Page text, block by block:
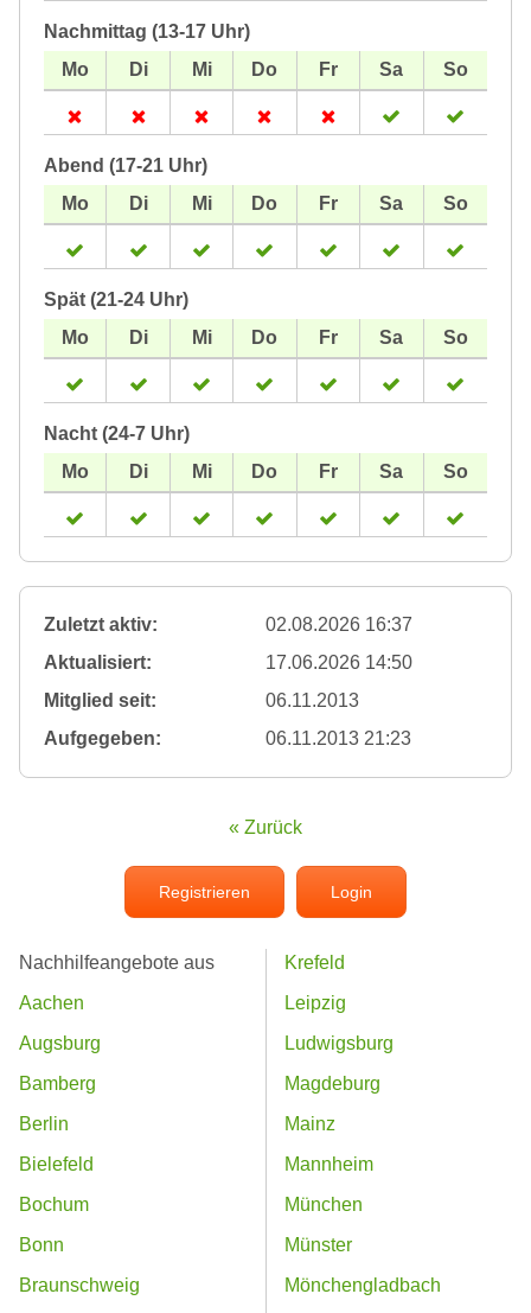
Nachmittag (13-17 Uhr)
Abend (17-21 Uhr)
Spät (21-24 Uhr)
Nacht (24-7 Uhr)
Zuletzt aktiv:
02.08.2026 16:37
Aktualisiert:
17.06.2026 14:50
Mitglied seit:
06.11.2013
Aufgegeben:
06.11.2013 21:23
« Zurück
Registrieren Login
Nachhilfeangebote aus
Aachen
Augsburg
Bamberg
Berlin
Bielefeld
Bochum
Bonn
Braunschweig
Krefeld
Leipzig
Ludwigsburg
Magdeburg
Mainz
Mannheim
München
Münster
Mönchengladbach